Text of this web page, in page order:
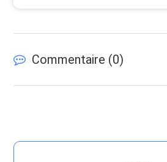
Commentaire (0)